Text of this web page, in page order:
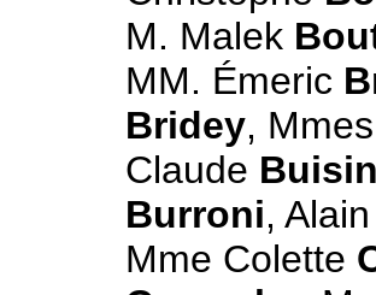
M. Malek
MM. Émeric
Bridey,
Claude
Burroni, Alain
Mme Colette